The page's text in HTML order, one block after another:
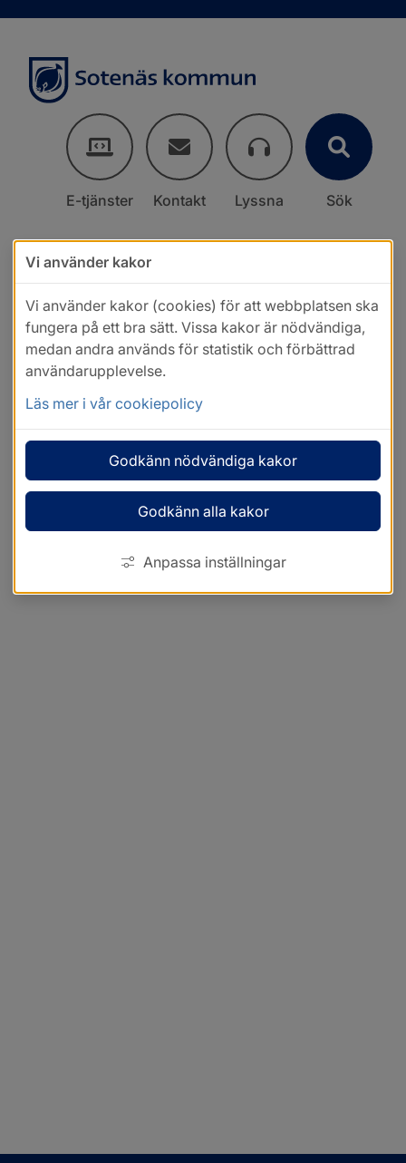
E-tjänster Kontakt Lyssna Sök
Vi använder kakor
Vi använder kakor (cookies) för att webbplatsen ska
fungera på ett bra sätt. Vissa kakor är nödvändiga,
medan andra används för statistik och förbättrad
användarupplevelse.
Läs mer i vår cookiepolicy
Godkänn nödvändiga kakor
Godkänn alla kakor
Anpassa inställningar